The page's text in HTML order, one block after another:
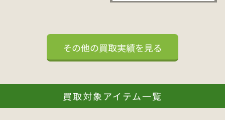
その他の買取実績を見る
買取対象アイテム一覧